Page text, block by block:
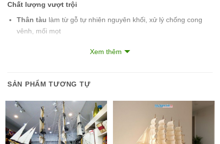
Chất lượng vượt trội
Thân tàu làm từ gỗ tự nhiên nguyên khối, xử lý chống cong
vênh, mối mọt
và giữ dáng tốt
Đường nét tinh tế, đa dạng mẫu mã
Tái hiện chân thực cấu trúc thân tàu, cột buồm, dây cáp, khẩu
pháo, cửa sổ…
Xem thêm
SẢN PHẨM TƯƠNG TỰ